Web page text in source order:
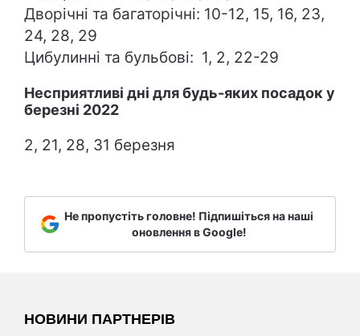
Дворічні та багаторічні: 10-12, 15, 16, 23,
24, 28, 29
Цибулинні та бульбові: 1, 2, 22-29
Несприятливі дні для будь-яких посадок у
березні 2022
2, 21, 28, 31 березня
Не пропустіть головне! Підпишіться на наші
оновлення в Google!